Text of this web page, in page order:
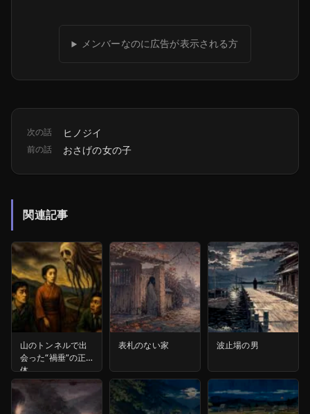
メンバーなのに広告が表示される方
次の話 ヒノジイ
前の話 おさげの女の子
関連記事
山のトンネルで出
会った“禍垂”の正
体
表札のない家 波止場の男